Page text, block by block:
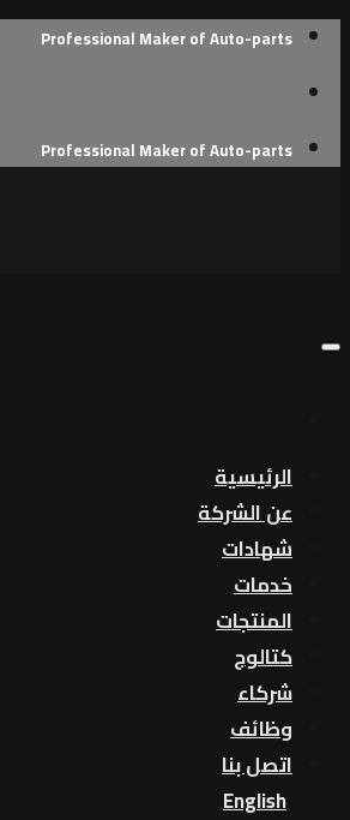
Skip
content
Professional Maker of Auto-parts
Professional Maker of Auto-parts
الرئيسية
عن الشركة
شهادات
خدمات
المنتجات
كتالوج
شركاء
وظائف
اتصل بنا
English